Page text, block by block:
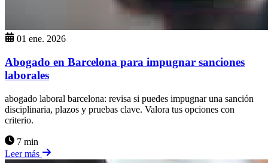
01 ene. 2026
Abogado en Barcelona para impugnar sanciones
laborales
abogado laboral barcelona: revisa si puedes impugnar una sanción
disciplinaria, plazos y pruebas clave. Valora tus opciones con
criterio.
7 min
Leer más